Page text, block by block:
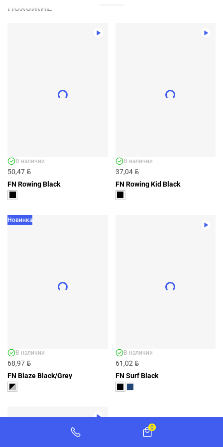
ДЕТСКИЕ ПЛАВКИ FN SURF BLACK -
ДОБАВИТЬ
ПОХОЖИЕ
50,47 BYN
В наличии
FN Rowing Black
37,04 BYN
В наличии
FN Rowing Kid Black
Новинка
68,97 BYN
В наличии
FN Blaze Black/Grey
61,02 BYN
В наличии
FN Surf Black
0